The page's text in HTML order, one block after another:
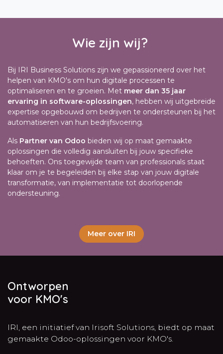
Wie zijn wij?
Bij IRI Business Solutions zijn we gepassioneerd over het
helpen van KMO's om hun digitale processen te
optimaliseren en te groeien. Met meer dan 35 jaar
ervaring in software-oplossingen, hebben wij uitgebreide
expertise opgebouwd om bedrijven te ondersteunen bij het
automatiseren van hun bedrijfsvoering.
Als Partner van Odoo bieden wij op maat gemaakte
oplossingen die volledig aansluiten bij jouw specifieke
behoeften. Ons toegewijde team van professionals staat
klaar om je te begeleiden bij elke stap van jouw digitale
transformatie, van implementatie tot doorlopende
ondersteuning.
Meer over IRI
Ontworpen
voor KMO's
IRI, een initiatief van Irisoft Solutions, biedt op maat
gemaakte Odoo-oplossingen voor KMO's.